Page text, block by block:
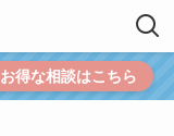
お得な相談はこちら